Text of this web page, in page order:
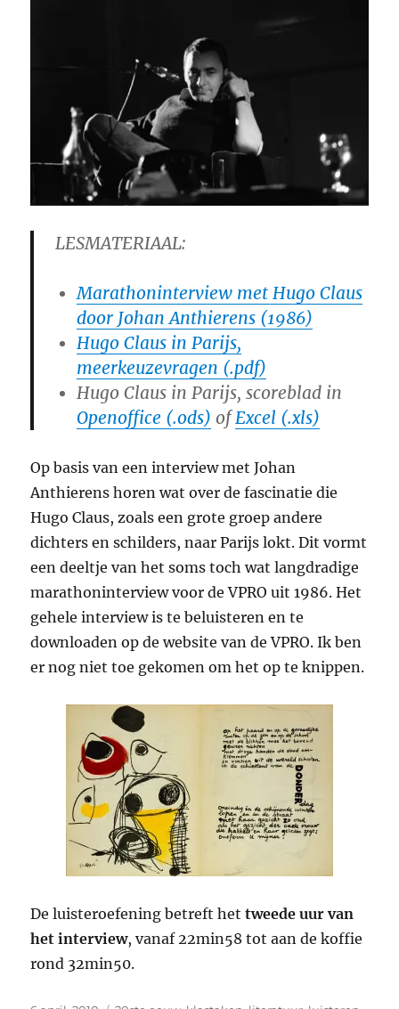
LESMATERIAAL:
Marathoninterview met Hugo Claus
door Johan Anthierens (1986)
Hugo Claus in Parijs,
meerkeuzevragen (.pdf)
Hugo Claus in Parijs, scoreblad in
Openoffice (.ods) ofExcel (.xls)
Op basis van een interview met Johan
Anthierens horen wat over de fascinatie die
Hugo Claus, zoals een grote groep andere
dichters en schilders, naar Parijs lokt. Dit vormt
een deeltje van het soms toch wat langdradige
marathoninterview voor de VPRO uit 1986. Het
gehele interview is te beluisteren en te
downloaden op de website van de VPRO. Ik ben
er nog niet toe gekomen om het op te knippen.
De luisteroefening betreft het tweede uur van
het interview, vanaf 22min58 tot aan de koffie
rond 32min50.